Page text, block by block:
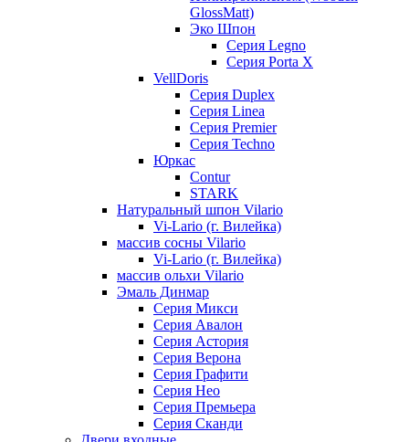
GlossMatt)
Эко Шпон
Серия Legno
Серия Porta X
VellDoris
Серия Duplex
Серия Linea
Серия Premier
Серия Techno
Юркас
Contur
STARK
Натуральный шпон Vilario
Vi-Lario (г. Вилейка)
массив сосны Vilario
Vi-Lario (г. Вилейка)
массив ольхи Vilario
Эмаль Динмар
Серия Микси
Серия Авалон
Серия Астория
Серия Верона
Серия Графити
Серия Нео
Серия Премьера
Серия Сканди